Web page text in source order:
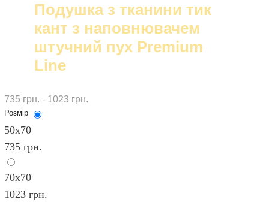
Подушка з тканини тик
кант з наповнювачем
штучний пух Premium
Line
735 грн. - 1023 грн.
Розмір
50х70
735 грн.
70х70
1023 грн.